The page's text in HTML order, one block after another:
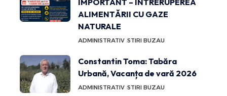
IMPORTANT – ÎNTRERUPEREA
ALIMENTĂRII CU GAZE
NATURALE
ADMINISTRATIV STIRI BUZAU
Constantin Toma: Tabăra
Urbană, Vacanța de vară 2026
ADMINISTRATIV STIRI BUZAU